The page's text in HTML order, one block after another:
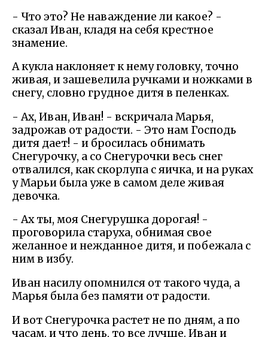
- Что это? Не наваждение ли какое? -
сказал Иван, кладя на себя крестное
знамение.
А кукла наклоняет к нему головку, точно
живая, и зашевелила ручками и ножками в
снегу, словно грудное дитя в пеленках.
- Ах, Иван, Иван! - вскричала Марья,
задрожав от радости. - Это нам Господь
дитя дает! - и бросилась обнимать
Снегурочку, а со Снегурочки весь снег
отвалился, как скорлупа с яичка, и на руках
у Марьи была уже в самом деле живая
девочка.
- Ах ты, моя Снегурушка дорогая! -
проговорила старуха, обнимая свое
желанное и нежданное дитя, и побежала с
ним в избу.
Иван насилу опомнился от такого чуда, а
Марья была без памяти от радости.
И вот Снегурочка растет не по дням, а по
часам, и что день, то все лучше. Иван и